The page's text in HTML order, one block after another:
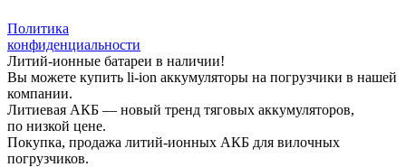
Политика
конфиденциальности
Литий-ионные батареи в наличии!
Вы можете купить li-ion аккумуляторы на погрузчики в нашей
компании.
Литиевая АКБ — новый тренд тяговых аккумуляторов,
по низкой цене.
Покупка, продажа литий-ионных АКБ для вилочных
погрузчиков.